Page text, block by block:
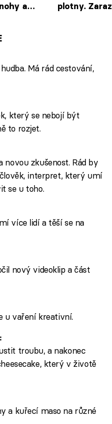
a
plotny.
Má rád cestování,
který se nebojí být
to rozjet.
zkušenost. Rád by
interpret, který umí
se u toho.
více lidí a těší se na
nový videoklip a část
u vaření kreativní.
troubu, a nakonec
který v životě
a kuřecí maso na různé